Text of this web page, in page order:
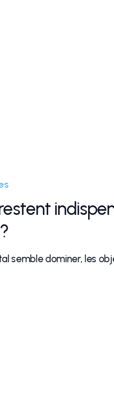
semble dominer, les